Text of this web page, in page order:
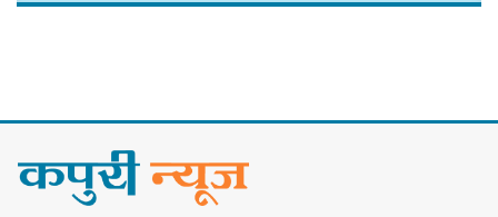
सन्धिका लागि विशेष समिति गठन गर्न
प्रधानमन्त्रीसँग आग्रह : कुमार लिङ्देन